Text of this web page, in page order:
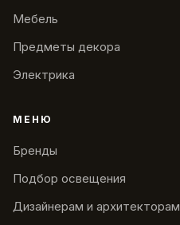
Мебель
Предметы декора
Электрика
МЕНЮ
Бренды
Подбор освещения
Дизайнерам и архитекторам